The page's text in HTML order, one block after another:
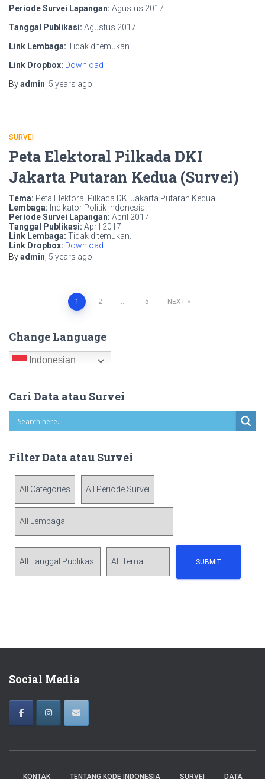
Periode Survei Lapangan: Agustus 2017.
Tanggal Publikasi: Agustus 2017.
Link Lembaga: Tidak ditemukan.
Link Dropbox: Download
Byadmin 5 years ago
SURVEI
Peta Elektoral Pilkada DKI
Jakarta Putaran Kedua (Survei)
Tema: Peta Elektoral Pilkada DKI Jakarta Putaran Kedua.
Lembaga: Indikator Politik Indonesia.
Periode Survei Lapangan: April 2017.
Tanggal Publikasi: April 2017.
Link Lembaga: Tidak ditemukan.
Link Dropbox: Download
Byadmin 5 years ago
pagination
1 2 … 5 NEXT
Change Language
Indonesian
Cari Data atau Survei
Filter Data atau Survei
Social Media
KONTAK TENTANG KODE INDONESIA SURVEI DATA